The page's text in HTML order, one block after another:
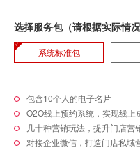
选择服务包（请根据实际情况
系统标准包
包含10个人的电子名片
O2O线上预约系统，实现线上
几十种营销玩法，提升门店营
对接企业微信，打造门店私域